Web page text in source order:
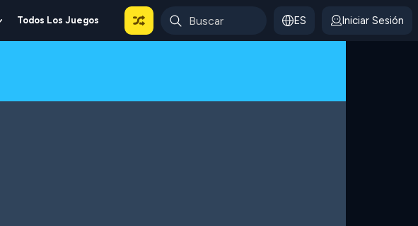
Show
Submenu
Todos Los Juegos ES Iniciar Sesión